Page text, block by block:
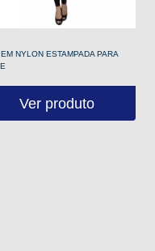
NYLON ESTAMPADA PARA
Ver produto